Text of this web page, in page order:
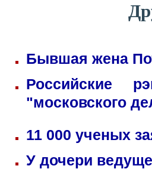
Бывшая жена
Российские
"московского
11 000 ученых
У дочери